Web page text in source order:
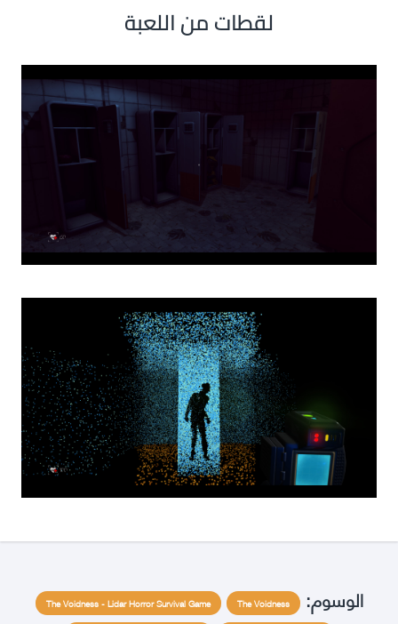
لقطات من اللعبة
الوسوم: The Voidness
The Voidness - Lidar Horror Survival Game